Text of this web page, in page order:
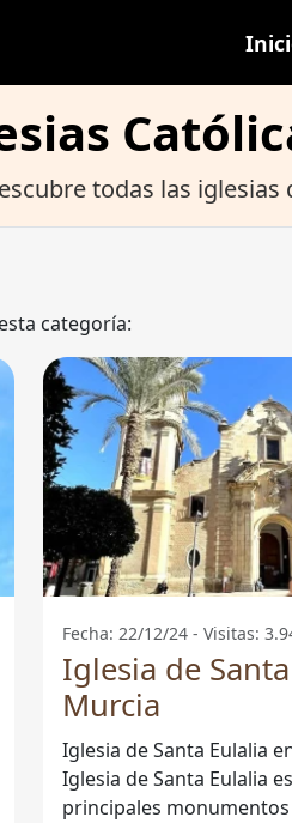
todas las iglesias
categoría:
Fecha: 22/12/24 - Visitas:
Iglesia de
Murcia
Iglesia de Santa Eulalia en
Iglesia de Santa Eulalia
principales